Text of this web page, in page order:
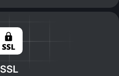
SSL